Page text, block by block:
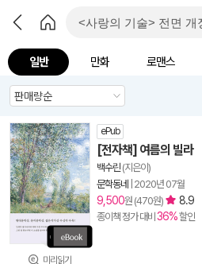
일반 만화 로맨스
미리읽기
ePub
[전자책] 여름의 빌라
백수린 (지은이)
문학동네
2020년 07월
9,500원 (470원) 8.9
종이책 정가 대비 36%할인